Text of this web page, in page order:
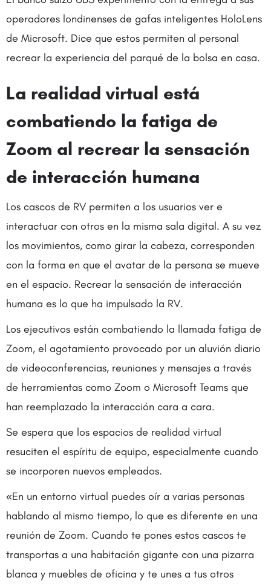
operadores londinenses de gafas inteligentes HoloLens
de Microsoft. Dice que estos permiten al personal
recrear la experiencia del parqué de la bolsa en casa.
La realidad virtual está
combatiendo la fatiga de
Zoom al recrear la sensación
de interacción humana
Los cascos de RV permiten a los usuarios ver e
interactuar con otros en la misma sala digital. A su vez
los movimientos, como girar la cabeza, corresponden
con la forma en que el avatar de la persona se mueve
en el espacio. Recrear la sensación de interacción
humana es lo que ha impulsado la RV.
Los ejecutivos están combatiendo la llamada fatiga de
Zoom, el agotamiento provocado por un aluvión diario
de videoconferencias, reuniones y mensajes a través
de herramientas como Zoom o Microsoft Teams que
han reemplazado la interacción cara a cara.
Se espera que los espacios de realidad virtual
resuciten el espíritu de equipo, especialmente cuando
se incorporen nuevos empleados.
«En un entorno virtual puedes oír a varias personas
hablando al mismo tiempo, lo que es diferente en una
reunión de Zoom. Cuando te pones estos cascos te
transportas a una habitación gigante con una pizarra
blanca y muebles de oficina y te unes a tus otros